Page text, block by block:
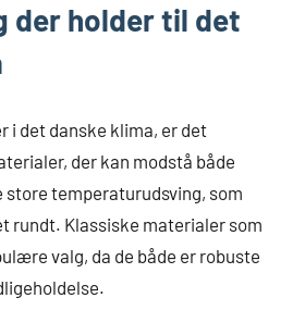
der holder til det
i det danske klima, er det
der kan modstå både
temperaturudsving, som
rundt. Klassiske materialer som
valg, da de både er robuste